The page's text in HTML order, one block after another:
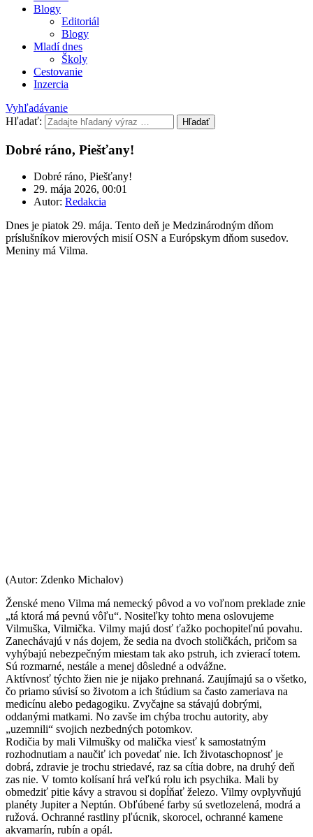
Blogy
Editoriál
Blogy
Mladí dnes
Školy
Cestovanie
Inzercia
Vyhľadávanie
Hľadať:
Hľadať
Dobré ráno, Piešťany!
Dobré ráno, Piešťany!
29. mája 2026, 00:01
Autor: Redakcia
Dnes je piatok 29. mája. Tento deň je Medzinárodným dňom
príslušníkov mierových misií OSN a Európskym dňom susedov.
Meniny má Vilma.
(Autor: Zdenko Michalov)
Ženské meno Vilma má nemecký pôvod a vo voľnom preklade znie
„tá ktorá má pevnú vôľu“. Nositeľky tohto mena oslovujeme
Vilmuška, Vilmička. Vilmy majú dosť ťažko pochopiteľnú povahu.
Zanechávajú v nás dojem, že sedia na dvoch stoličkách, pričom sa
vyhýbajú nebezpečným miestam tak ako pstruh, ich zvierací totem.
Sú rozmarné, nestále a menej dôsledné a odvážne.
Aktívnosť týchto žien nie je nijako prehnaná. Zaujímajú sa o všetko,
čo priamo súvisí so životom a ich štúdium sa často zameriava na
medicínu alebo pedagogiku. Zvyčajne sa stávajú dobrými,
oddanými matkami. No zavše im chýba trochu autority, aby
„uzemnili“ svojich nezbedných potomkov.
Rodičia by mali Vilmušky od malička viesť k samostatným
rozhodnutiam a naučiť ich povedať nie. Ich životaschopnosť je
dobrá, zdravie je trochu striedavé, raz sa cítia dobre, na druhý deň
zas nie. V tomto kolísaní hrá veľkú rolu ich psychika. Mali by
obmedziť pitie kávy a stravou si dopĺňať železo. Vilmy ovplyvňujú
planéty Jupiter a Neptún. Obľúbené farby sú svetlozelená, modrá a
ružová. Ochranné rastliny pľúcnik, skorocel, ochranné kamene
akvamarín, rubín a opál.